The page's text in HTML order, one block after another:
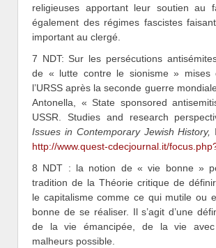
religieuses apportant leur soutien au
également des régimes fascistes
important au clergé.
7 NDT: Sur les persécutions
de « lutte contre le sionisme »
l’URSS après la seconde guerre
Antonella, « State sponsored
USSR. Studies and research
Issues in Contemporary Jewish History,
http://www.quest-cdecjournal.it/
8 NDT : la notion de « vie bonne »
tradition de la Théorie critique de
le capitalisme comme ce qui mutile ou
bonne de se réaliser. Il s’agit d’une
de la vie émancipée, de la vie
malheurs possible.